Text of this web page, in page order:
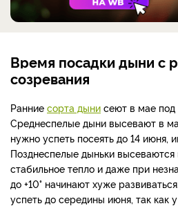
Время посадки дыни с
созревания
Ранние сорта дыни сеют в мае под
Среднеспелые дыни высевают в
нужно успеть посеять до 14 июня,
Позднеспелые дыньки
стабильное тепло и даже при
до +10° начинают хуже
успеть до середины июня, так как